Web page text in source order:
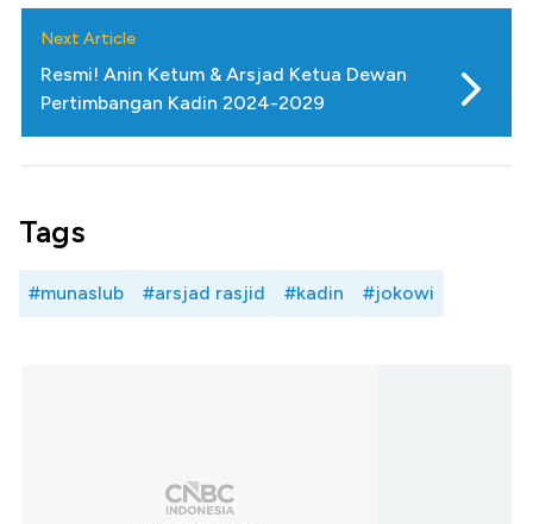
Next Article
Resmi! Anin Ketum & Arsjad Ketua Dewan
Pertimbangan Kadin 2024-2029
Tags
#munaslub #arsjad rasjid #kadin #jokowi